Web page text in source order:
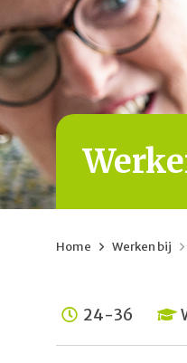
Home > Werken bij >
24-36